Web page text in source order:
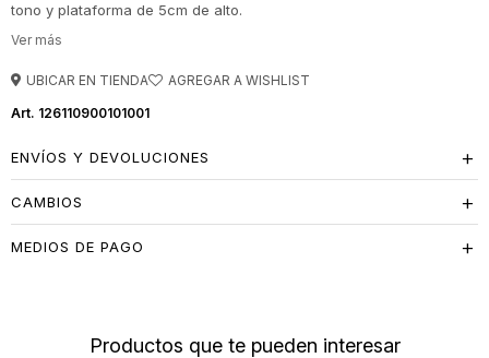
tono y plataforma de 5cm de alto.
UBICAR EN TIENDA
126110900101001
ENVÍOS Y DEVOLUCIONES
CAMBIOS
MEDIOS DE PAGO
Productos que te pueden interesar